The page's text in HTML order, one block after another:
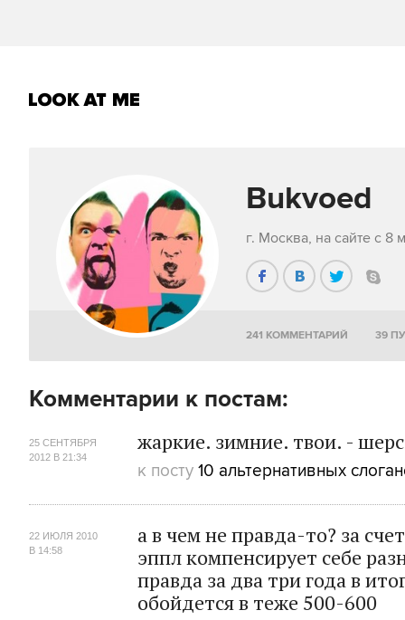
Bukvoed
г. Москва, на сайте с 8
241 КОММЕНТАРИЙ 39
Комментарии к постам:
жаркие. зимние. твои. -
25 СЕНТЯБРЯ
2012 В 21:34
к посту 10 альтернативных
а в чем не правда-то? за
эппл компенсирует себе
правда за два три года в
обойдется в теже 500-600
22 ИЮЛЯ 2010
В 14:58